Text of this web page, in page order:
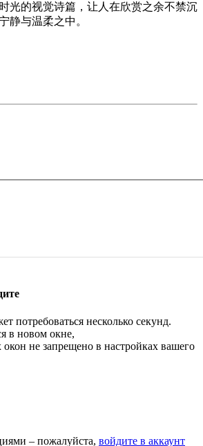
光的视觉诗篇，让人在欣赏之余不禁沉
静与温柔之中。
потребоваться несколько секунд.
в новом окне,
не запрещено в настройках вашего
– пожалуйста, войдите в аккаунт